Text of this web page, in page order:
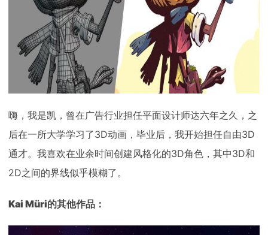
下载动画客户端
效果图客户端
动画客户端
效果图客户端
动画客户端
效果图客户端
动画客户端
效果图客户端
动画客户端
效果图客户端
动画客户端
效果图客户端
帮助/教程
登录
嗨，我是凯，曾在广告行业担任平面设计师达六年之久，之
后在一所大学学习了3D动画，毕业后，我开始担任自由3D
通才。我喜欢在业余时间创建风格化的3D角色，其中3D和
2D之间的界线似乎模糊了。
Kai Müri的其他作品：